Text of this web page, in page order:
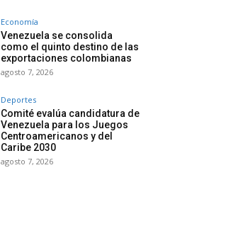
Economía
Venezuela se consolida
como el quinto destino de las
exportaciones colombianas
agosto 7, 2026
Deportes
Comité evalúa candidatura de
Venezuela para los Juegos
Centroamericanos y del
Caribe 2030
agosto 7, 2026